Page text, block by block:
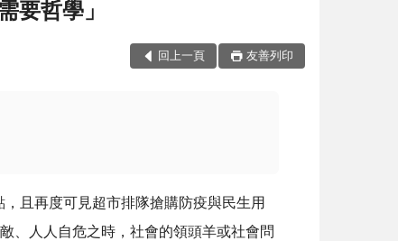
要哲學」
回上一頁 友善列印
，且再度可見超市排隊搶購防疫與民生用
、人人自危之時，社會的領頭羊或社會問